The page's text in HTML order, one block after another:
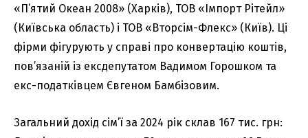
«П’ятий Океан 2008» (Харків), ТОВ «Імпорт Рітейл»
(Київська область) і ТОВ «Вторсім-Флекс» (Київ). Ці
фірми фігурують у справі про конвертацію коштів,
пов’язаній із ексдепутатом Вадимом Горошком та
екс-податківцем Євгеном Бамбізовим.
Загальний дохід сім’ї за 2024 рік склав 167 тис. грн: